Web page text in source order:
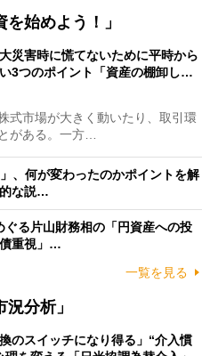
始めよう！」
大災害時に慌てないために平時から
3つのポイント「資産の棚卸し…
式市場が大きく動いたり、取引環
がある。一方…
、何が変わったのかポイントを解
な説…
ぐる片山財務相の「円資産への投
重視」…
一覧を見る
分析」
換のスイッチになり得る」“介入慣